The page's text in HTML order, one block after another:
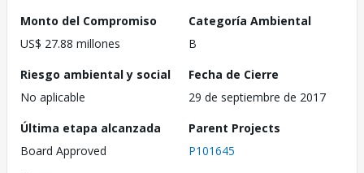
Monto del Compromiso
US$ 27.88 millones
Categoría Ambiental
B
Riesgo ambiental y social
No aplicable
Fecha de Cierre
29 de septiembre de 2017
Última etapa alcanzada
Board Approved
Parent Projects
P101645